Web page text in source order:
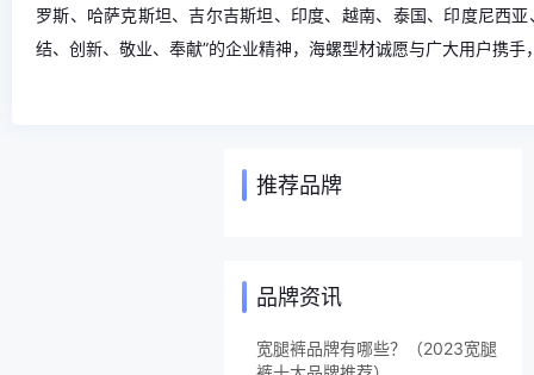
罗斯、哈萨克斯坦、吉尔吉斯坦、印度、越南、泰国、印度尼西
结、创新、敬业、奉献”的企业精神，海螺型材诚愿与广大用户携手
推荐品牌
品牌资讯
宽腿裤品牌有哪些？（2023宽腿